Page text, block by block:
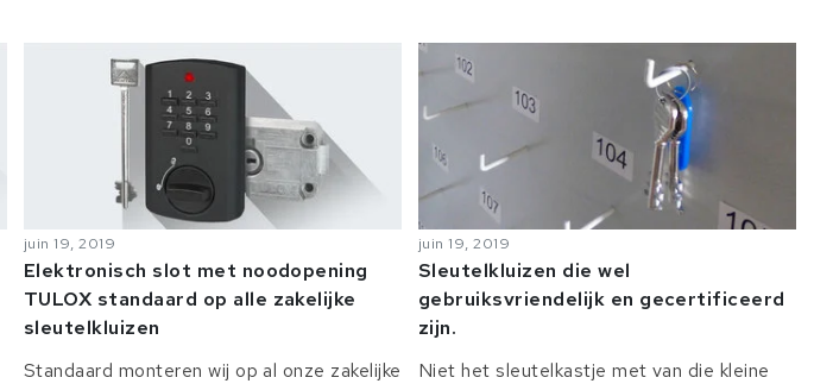
juin 19, 2019
Elektronisch slot met noodopening
TULOX standaard op alle zakelijke
sleutelkluizen
Standaard monteren wij op al onze zakelijke
juin 19, 2019
Sleutelkluizen die wel
gebruiksvriendelijk en gecertificeerd
zijn.
Niet het sleutelkastje met van die kleine